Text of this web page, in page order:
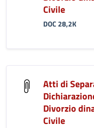
Civile
DOC 28,2K
Atti di
Divorzio
Civile